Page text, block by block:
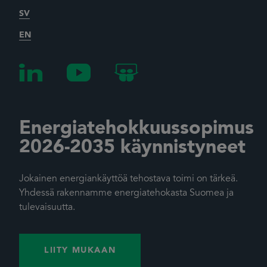
SV
EN
Energiatehokkuussopimus
2026-2035 käynnistyneet
Jokainen energiankäyttöä tehostava toimi on tärkeä.
Yhdessä rakennamme energiatehokasta Suomea ja
tulevaisuutta.
LIITY MUKAAN